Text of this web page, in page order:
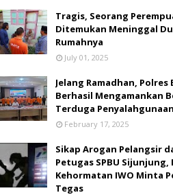
Tragis, Seorang
Ditemukan Meninggal
Rumahnya
July 01, 2025
Jelang Ramadhan,
Berhasil Mengamankan
Terduga
February 17, 2025
Sikap Arogan Pelangsir
Petugas SPBU Sijunjung,
Kehormatan IWO Minta
Tegas